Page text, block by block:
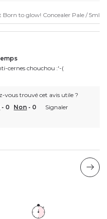
Born to glow! Concealer Pale / 5ml
cernes chouchou :'-(
vous trouvé cet avis utile ?
- 0 Non - 0 Signaler